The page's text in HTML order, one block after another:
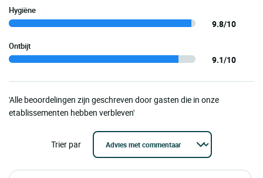
Hygiëne
9.8/10
Ontbijt
9.1/10
'Alle beoordelingen zijn geschreven door gasten die in onze
etablissementen hebben verbleven'
Trier par